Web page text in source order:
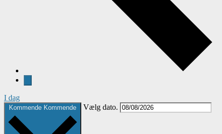
I dag
Kommende Kommende Vælg dato.